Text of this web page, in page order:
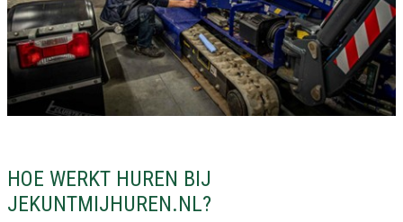
HOE WERKT HUREN BIJ
JEKUNTMIJHUREN.NL?